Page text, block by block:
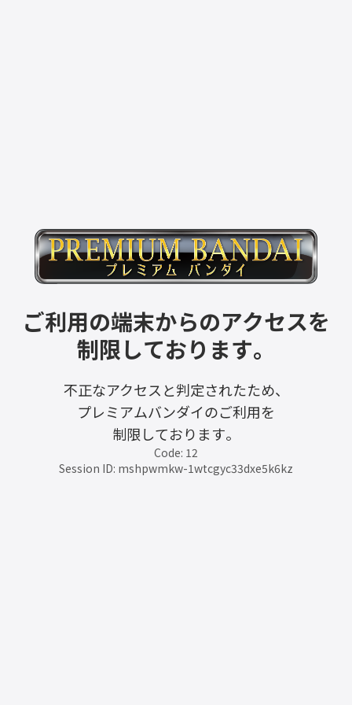
ご利用の端末からのアクセスを
制限しております。
不正なアクセスと判定されたため、
プレミアムバンダイのご利用を
制限しております。
Code: 12
Session ID: mshpwmkw-1wtcgyc33dxe5k6kz